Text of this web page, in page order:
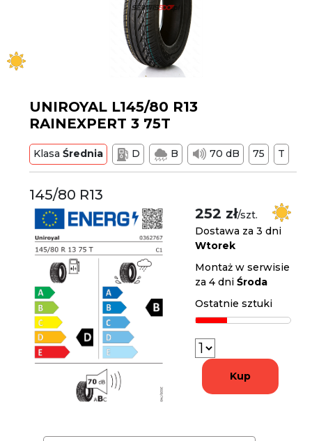
UNIROYAL L145/80 R13
RAINEXPERT 3 75T
KlasaŚrednia D B 70 dB 75 T
145/80 R13
252 zł/szt.
Dostawa za 3 dni
Wtorek
Montaż w serwisie
za 4 dniŚroda
Ostatnie sztuki
Kup